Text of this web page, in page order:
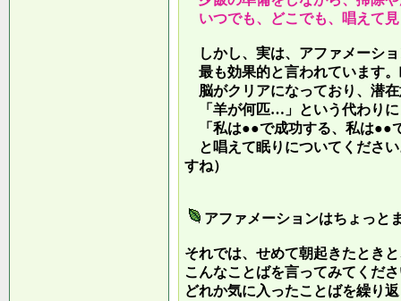
いつでも、どこでも、唱えて
しかし、実は、アファメーシ
最も効果的と言われています
脳がクリアになっており、潜
「羊が何匹…」という代わりに
「私は●●で成功する、私は●●
と唱えて眠りについてくださ
すね）
アファメーションはちょっと
それでは、せめて朝起きたとき
こんなことばを言ってみてくだ
どれか気に入ったことばを繰り